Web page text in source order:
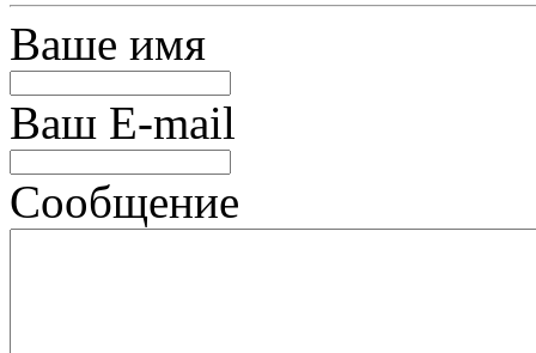
Ваше имя
Ваш E-mail
Сообщение